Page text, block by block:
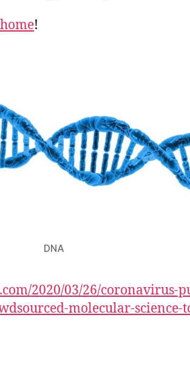
!
DNA
2020/03/26/coronavirus-
molecular-science-